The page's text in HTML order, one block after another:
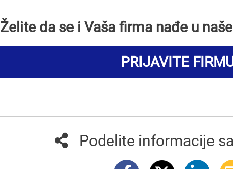
Želite da se i Vaša firma nađe u
PRIJAVITE
Podelite informacije